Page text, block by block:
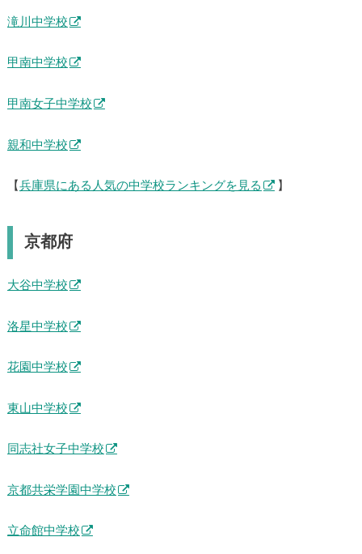
滝川中学校
甲南中学校
甲南女子中学校
親和中学校
【 兵庫県にある人気の中学校ランキングを見る 】
京都府
大谷中学校
洛星中学校
花園中学校
東山中学校
同志社女子中学校
京都共栄学園中学校
立命館中学校